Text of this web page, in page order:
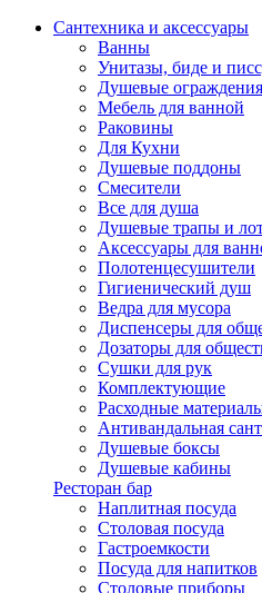
Сантехника и аксессуары
Ванны
Унитазы, биде и
Душевые ограждения
Мебель для ванной
Раковины
Для Кухни
Душевые поддоны
Смесители
Все для душа
Душевые трапы и
Аксессуары для
Полотенцесушители
Гигиенический душ
Ведра для мусора
Диспенсеры для
Дозаторы для
Сушки для рук
Комплектующие
Расходные
Антивандальная
Душевые боксы
Душевые кабины
Ресторан бар
Наплитная посуда
Столовая посуда
Гастроемкости
Посуда для напитков
Столовые приборы